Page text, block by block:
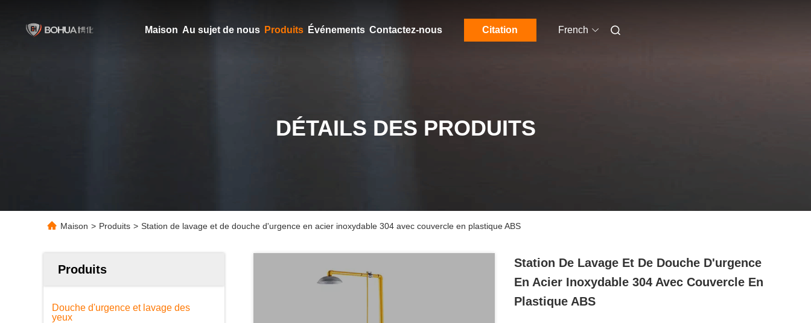
Maison Au sujet de nous Produits Événements Contactez-nous Citation French
DÉTAILS DES PRODUITS
Maison > Produits > Station de lavage et de douche d'urgence en acier inoxydable 304 avec couvercle en plastique ABS
Produits
Douche d'urgence et lavage des
yeux
Station De Lavage Et De Douche D'urgence
En Acier Inoxydable 304 Avec Couvercle En
Plastique ABS